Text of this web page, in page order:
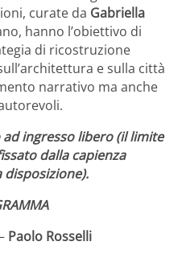
curate da Gabriella
hanno l’obiettivo di
di ricostruzione
e sulla città
narrativo ma anche
ingresso libero (il limite
dalla capienza
disposizione).
Paolo Rosselli